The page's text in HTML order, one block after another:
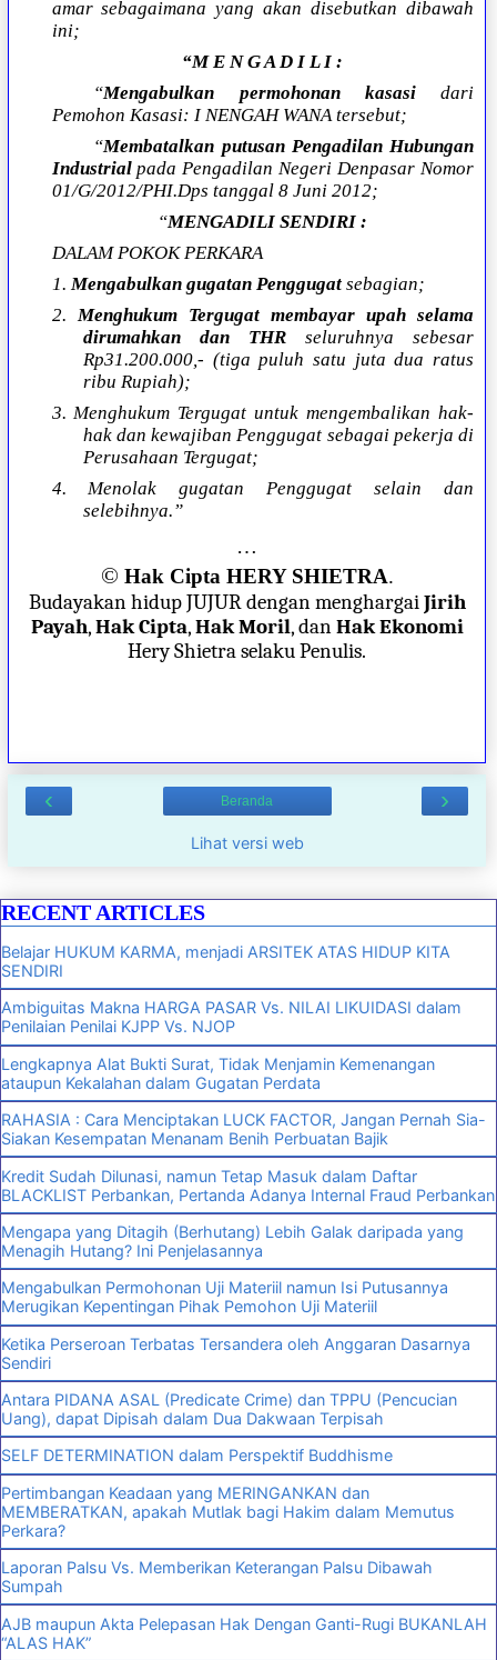
amar sebagaimana yang akan disebutkan dibawah
ini;
“M E N G A D I L I :
“Mengabulkan permohonan kasasidari
Pemohon Kasasi: I NENGAH WANA tersebut;
“Membatalkan putusan Pengadilan Hubungan
Industrialpada Pengadilan Negeri Denpasar Nomor
01/G/2012/PHI.Dps tanggal 8 Juni 2012;
“MENGADILI SENDIRI :
DALAM POKOK PERKARA
1.Mengabulkan gugatan Penggugatsebagian;
2.Menghukum Tergugat membayar upah selama
dirumahkan dan THRseluruhnya sebesar
Rp31.200.000,- (tiga puluh satu juta dua ratus
ribu Rupiah);
3. Menghukum Tergugat untuk mengembalikan hak-
hak dan kewajiban Penggugat sebagai pekerja di
Perusahaan Tergugat;
4. Menolak gugatan Penggugat selain dan
selebihnya.”
…
© Hak Cipta HERY SHIETRA.
Budayakan hidup JUJUR dengan menghargaiJirih
Payah,Hak Cipta,Hak Moril, danHak Ekonomi
Hery Shietra selaku Penulis.
‹ ›
Beranda
Lihat versi web
RECENT ARTICLES
Belajar HUKUM KARMA, menjadi ARSITEK ATAS HIDUP KITA
SENDIRI
Ambiguitas Makna HARGA PASAR Vs. NILAI LIKUIDASI dalam
Penilaian Penilai KJPP Vs. NJOP
Lengkapnya Alat Bukti Surat, Tidak Menjamin Kemenangan
ataupun Kekalahan dalam Gugatan Perdata
RAHASIA : Cara Menciptakan LUCK FACTOR, Jangan Pernah Sia-
Siakan Kesempatan Menanam Benih Perbuatan Bajik
Kredit Sudah Dilunasi, namun Tetap Masuk dalam Daftar
BLACKLIST Perbankan, Pertanda Adanya Internal Fraud Perbankan
Mengapa yang Ditagih (Berhutang) Lebih Galak daripada yang
Menagih Hutang? Ini Penjelasannya
Mengabulkan Permohonan Uji Materiil namun Isi Putusannya
Merugikan Kepentingan Pihak Pemohon Uji Materiil
Ketika Perseroan Terbatas Tersandera oleh Anggaran Dasarnya
Sendiri
Antara PIDANA ASAL (Predicate Crime) dan TPPU (Pencucian
Uang), dapat Dipisah dalam Dua Dakwaan Terpisah
SELF DETERMINATION dalam Perspektif Buddhisme
Pertimbangan Keadaan yang MERINGANKAN dan
MEMBERATKAN, apakah Mutlak bagi Hakim dalam Memutus
Perkara?
Laporan Palsu Vs. Memberikan Keterangan Palsu Dibawah
Sumpah
AJB maupun Akta Pelepasan Hak Dengan Ganti-Rugi BUKANLAH
“ALAS HAK”